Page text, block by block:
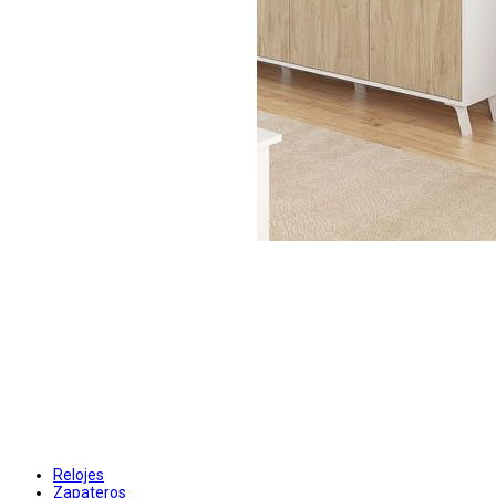
Relojes
Zapateros